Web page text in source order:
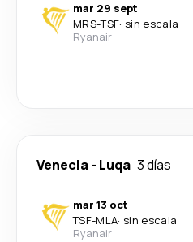
mar 29 sept
MRS-TSF· sin escala
Ryanair
Venecia- Luqa 3 días
mar 13 oct
TSF-MLA· sin escala
Ryanair